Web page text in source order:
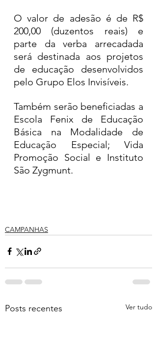
O valor de adesão é de R$
200,00 (duzentos reais) e
parte da verba arrecadada
será destinada aos projetos
de educação desenvolvidos
pelo Grupo Elos Invisíveis.
Também serão beneficiadas a
Escola Fenix de Educação
Básica na Modalidade de
Educação Especial; Vida
Promoção Social e Instituto
São Zygmunt.
CAMPANHAS
Posts recentes Ver tudo